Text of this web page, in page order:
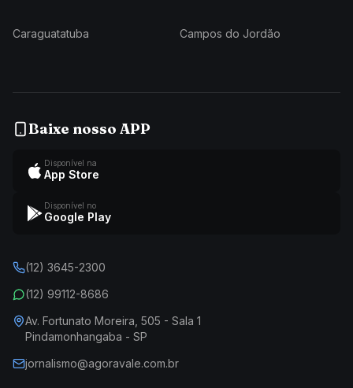
Caraguatatuba Campos do Jordão
Baixe nosso APP
Disponível na
App Store
Disponível no
Google Play
(12) 3645-2300
(12) 99112-8686
Av. Fortunato Moreira, 505 - Sala 1
Pindamonhangaba - SP
jornalismo@agoravale.com.br